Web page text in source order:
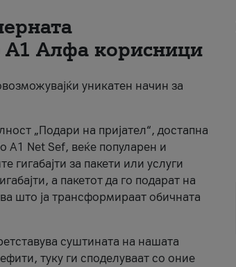
А1 Алфа корисници
уникатен начин за
„Подари на пријател“, достапна
A1 Net Sef, веќе популарен и
гигабајти за пакети или услуги
а пакетот да го подарат на
што ја трансформираат обичната
суштината на нашата
туку ги споделуваат со оние